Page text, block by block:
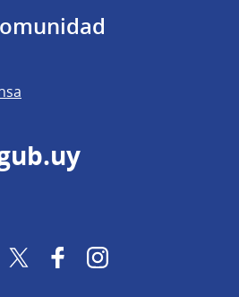
Twitter FacebookInstagram